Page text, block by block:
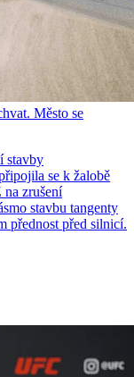
Město se
stavby
se k žalobě
na zrušení
stavbu tangenty
přednost před silnicí.